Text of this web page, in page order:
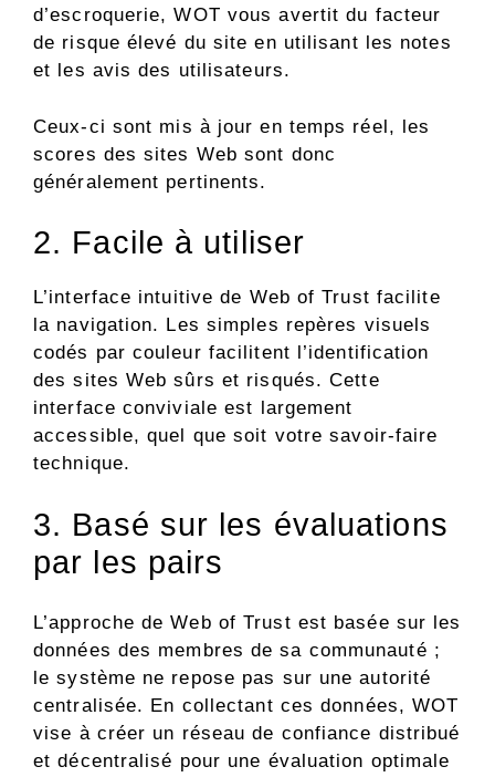
d’escroquerie, WOT vous avertit du facteur
de risque élevé du site en utilisant les notes
et les avis des utilisateurs.
Ceux-ci sont mis à jour en temps réel, les
scores des sites Web sont donc
généralement pertinents.
2. Facile à utiliser
L’interface intuitive de Web of Trust facilite
la navigation. Les simples repères visuels
codés par couleur facilitent l’identification
des sites Web sûrs et risqués. Cette
interface conviviale est largement
accessible, quel que soit votre savoir-faire
technique.
3. Basé sur les évaluations
par les pairs
L’approche de Web of Trust est basée sur les
données des membres de sa communauté ;
le système ne repose pas sur une autorité
centralisée. En collectant ces données, WOT
vise à créer un réseau de confiance distribué
et décentralisé pour une évaluation optimale